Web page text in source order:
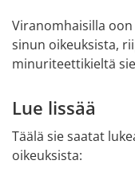
Viranomhaisilla
sinun oikeuksista,
minuriteettikieltä
Lue lissää
Täälä sie saatat
oikeuksista: